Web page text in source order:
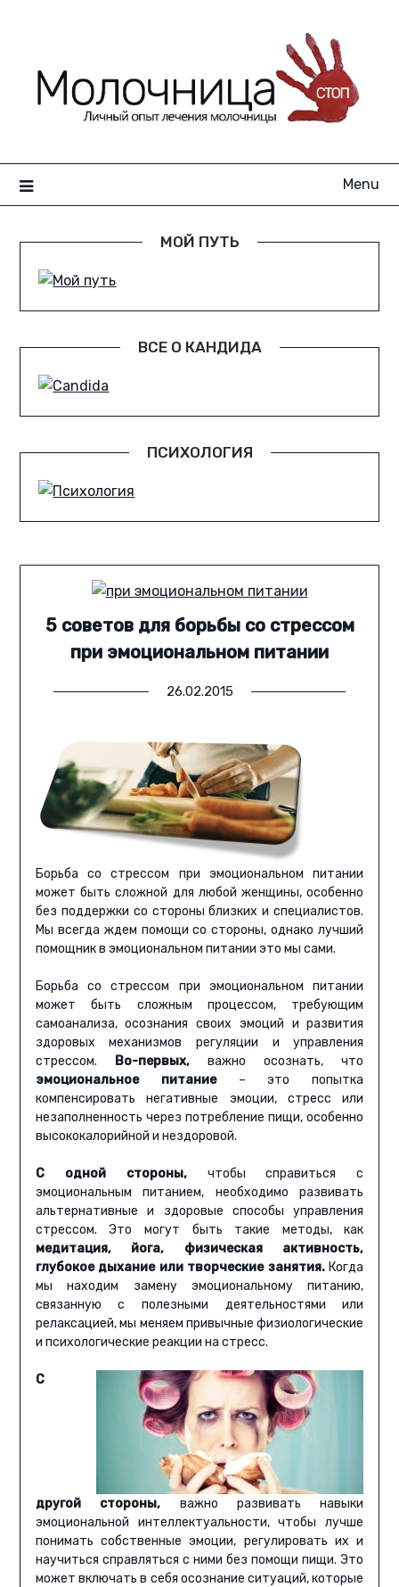
Menu
МОЙ ПУТЬ
ВСЕ О КАНДИДА
ПСИХОЛОГИЯ
5 советов для борьбы со стрессом
при эмоциональном питании
26.02.2015
Борьба со стрессом при эмоциональном питании
может быть сложной для любой женщины, особенно
без поддержки со стороны близких и специалистов.
Мы всегда ждем помощи со стороны, однако лучший
помощник в эмоциональном питании это мы сами.
Борьба со стрессом при эмоциональном питании
может быть сложным процессом, требующим
самоанализа, осознания своих эмоций и развития
здоровых механизмов регуляции и управления
стрессом. Во-первых,важно осознать, что
эмоциональное питание– это попытка
компенсировать негативные эмоции, стресс или
незаполненность через потребление пищи, особенно
высококалорийной и нездоровой.
С одной стороны,чтобы справиться с
эмоциональным питанием, необходимо развивать
альтернативные и здоровые способы управления
стрессом. Это могут быть такие методы, как
медитация, йога, физическая активность,
глубокое дыхание или творческие занятия.Когда
мы находим замену эмоциональному питанию,
связанную с полезными деятельностями или
релаксацией, мы меняем привычные физиологические
и психологические реакции на стресс.
С
другой стороны, важно развивать навыки
эмоциональной интеллектуальности, чтобы лучше
понимать собственные эмоции, регулировать их и
научиться справляться с ними без помощи пищи. Это
может включать в себя осознание ситуаций, которые